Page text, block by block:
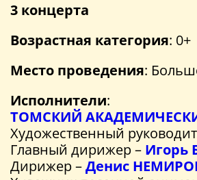
3 концерта
Возрастная категория: 0+
Место проведения:
Исполнители:
ТОМСКИЙ
Художественный
Главный дирижер – Игорь
Дирижер –Денис